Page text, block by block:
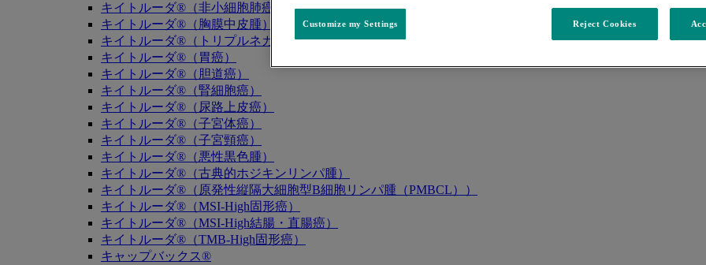
キイトルーダ®（非小細胞肺癌）
キイトルーダ®（胸膜中皮腫）
キイトルーダ®（トリプルネガティブ乳癌）
キイトルーダ®（胃癌）
キイトルーダ®（胆道癌）
キイトルーダ®（腎細胞癌）
キイトルーダ®（尿路上皮癌）
キイトルーダ®（子宮体癌）
キイトルーダ®（子宮頸癌）
キイトルーダ®（悪性黒色腫）
キイトルーダ®（古典的ホジキンリンパ腫）
キイトルーダ®（原発性縦隔大細胞型B細胞リンパ腫（PMBCL））
キイトルーダ®（MSI-High固形癌）
キイトルーダ®（MSI-High結腸・直腸癌）
キイトルーダ®（TMB-High固形癌）
キャップバックス®
Customize my Settings Reject Cookies